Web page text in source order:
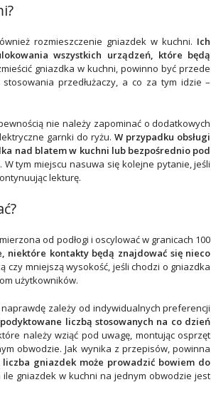
rozmieszczenie gniazdek w kuchni. Ich
wszystkich urządzeń, które będą
gniazdka w kuchni, powinno być przede
przedłużaczy, a co za tym idzie –
nie należy zapominać o dodatkowych
garnki do ryżu.W przypadku obsługi
nad blatem w kuchni lub bezpośrednio pod
tym miejscu nasuwa się kolejne pytanie, jeśli
lekturę.
od podłogi i oscylować w granicach 100
niektóre kontakty będą znajdować się nieco
czy mniejszą wysokość, jeśli chodzi o gniazdka
użytkowników.
zależy od indywidualnych preferencji
liczbą stosowanych na co dzień
należy wziąć pod uwagę, montującosprzęt
obwodzie. Jak wynika z przepisów, powinna
liczba gniazdek może prowadzić bowiem do
ile gniazdek w kuchni na jednym obwodzie jest